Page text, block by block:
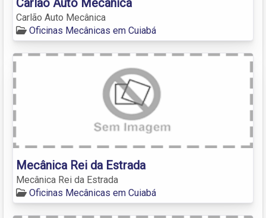
Carlão Auto Mecânica
Oficinas Mecânicas em Cuiabá
Mecânica Rei da Estrada
Mecânica Rei da Estrada
Oficinas Mecânicas em Cuiabá